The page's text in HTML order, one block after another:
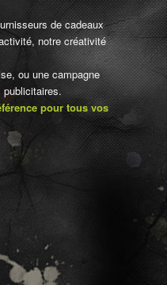
de cadeaux
notre créativité
ou une campagne
pour tous vos